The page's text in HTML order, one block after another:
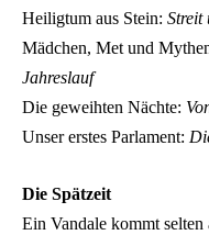
Heiligtum aus Stein: Streit
Mädchen, Met und
Jahreslauf
Die geweihten Nächte:
Unser erstes Parlament:
Die Spätzeit
Ein Vandale kommt selten